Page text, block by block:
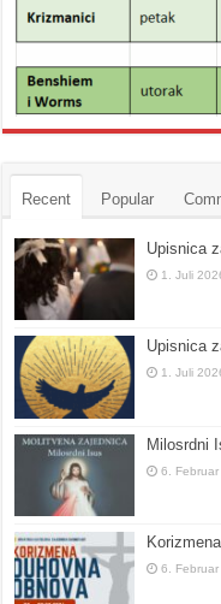
Recent Popular
Upisnica
1. Juli
Upisnica
1. Juli
Milosrdni
6. Februar
6. Februar